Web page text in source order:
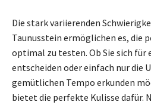
Die stark variierenden
Taunusstein ermöglichen es, die
optimal zu testen. Ob Sie sich für
entscheiden oder einfach nur die
gemütlichen Tempo erkunden
bietet die perfekte Kulisse dafür.